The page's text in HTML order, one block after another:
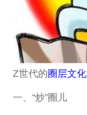
Z世代的圈层文化
一、“炒”圈儿